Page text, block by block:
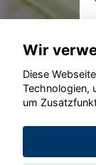
©
Wir
Diese
Technologien,
um